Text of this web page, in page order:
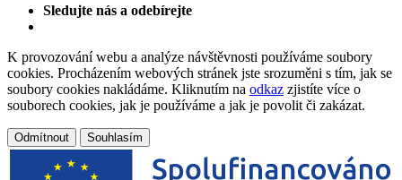
Sledujte nás a odebírejte
K provozování webu a analýze návštěvnosti používáme soubory
cookies. Procházením webových stránek jste srozuměni s tím, jak se
soubory cookies nakládáme. Kliknutím na odkaz zjistíte více o
souborech cookies, jak je používáme a jak je povolit či zakázat.
Odmítnout Souhlasím